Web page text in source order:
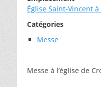
Église Saint-Vincent à
Catégories
Messe
Messe à l’église de